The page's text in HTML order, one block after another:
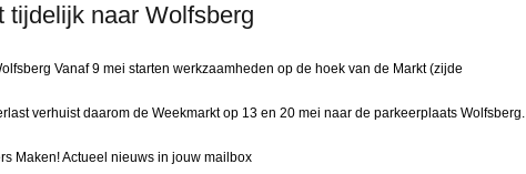
tijdelijk naar Wolfsberg
Vanaf 9 mei starten werkzaamheden op de hoek van de Markt (zijde
verhuist daarom de Weekmarkt op 13 en 20 mei naar de parkeerplaats Wolfsberg.
Maken! Actueel nieuws in jouw mailbox